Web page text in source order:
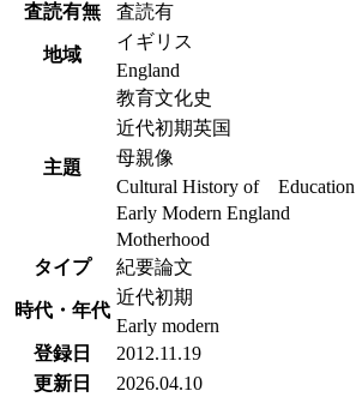
査読有無
査読有
地域
イギリス
England
主題
教育文化史
近代初期英国
母親像
Cultural History of Education
Early Modern England
Motherhood
タイプ
紀要論文
時代・年代
近代初期
Early modern
登録日
2012.11.19
更新日
2026.04.10